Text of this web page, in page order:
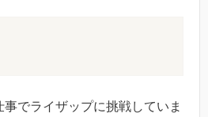
でライザップに挑戦していま